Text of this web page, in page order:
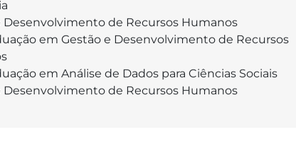
Desenvolvimento de Recursos Humanos
em Gestão e Desenvolvimento de Recursos
em Análise de Dados para Ciências Sociais
Desenvolvimento de Recursos Humanos